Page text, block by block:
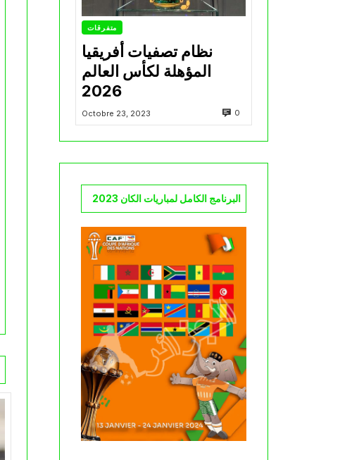
متفرقات
نظام تصفيات أفريقيا
المؤهلة لكأس العالم
2026
Octobre 23, 2023 0
البرنامج الكامل لمباريات الكان 2023